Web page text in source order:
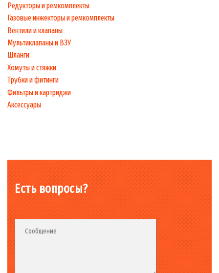
Редукторы и ремкомплекты
Газовые инжекторы и ремкомплекты
Вентили и клапаны
Мультиклапаны и ВЗУ
Шланги
Хомуты и стяжки
Трубки и фитинги
Фильтры и картриджи
Аксессуары
Есть вопросы?
Fieldset
Сообщение